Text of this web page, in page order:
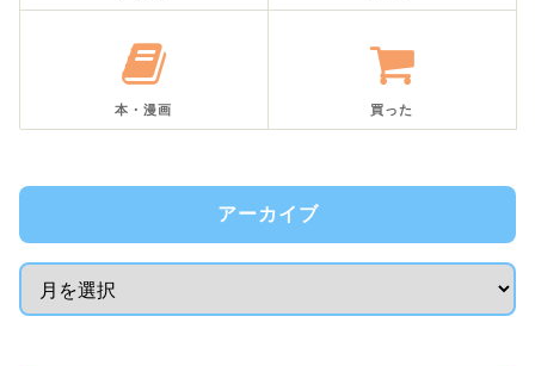
本・漫画 買った
アーカイブ